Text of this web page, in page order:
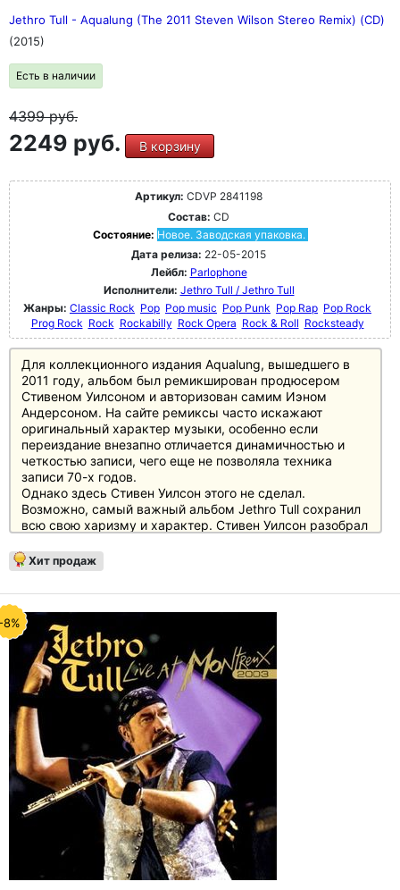
Jethro Tull - Aqualung (The 2011 Steven Wilson Stereo Remix) (CD)
(2015)
Есть в наличии
4399руб.
2249 руб. В корзину
Артикул: CDVP 2841198
Состав: CD
Состояние: Новое. Заводская упаковка.
Дата релиза: 22-05-2015
Лейбл: Parlophone
Исполнители: Jethro Tull / Jethro Tull
Жанры: Classic Rock Pop Pop music Pop Punk Pop Rap Pop Rock
Prog Rock Rock Rockabilly Rock Opera Rock & Roll Rocksteady
Для коллекционного издания Aqualung, вышедшего в
2011 году, альбом был ремикширован продюсером
Стивеном Уилсоном и авторизован самим Иэном
Андерсоном. На сайте ремиксы часто искажают
оригинальный характер музыки, особенно если
переиздание внезапно отличается динамичностью и
четкостью записи, чего еще не позволяла техника
записи 70-х годов.
Однако здесь Стивен Уилсон этого не сделал.
Возможно, самый важный альбом Jethro Tull сохранил
всю свою харизму и характер. Стивен Уилсон разобрал
вытряхнул из них пыль. Отлично.
Хит продаж
8%